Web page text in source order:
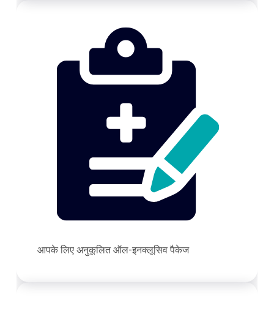
आपके लिए अनुकूलित ऑल-इनक्लूसिव पैकेज